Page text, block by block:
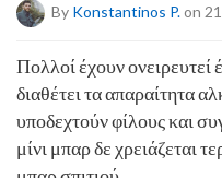
By Konstantinos P. on
Πολλοί έχουν ονειρευτεί
διαθέτει τα απαραίτητα
υποδεχτούν φίλους και
μίνι μπαρ δε χρειάζεται